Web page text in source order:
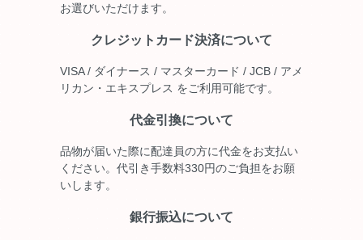
お選びいただけます。
クレジットカード決済について
VISA / ダイナース / マスターカード / JCB / アメ
リカン・エキスプレス をご利用可能です。
代金引換について
品物が届いた際に配達員の方に代金をお支払い
ください。代引き手数料330円のご負担をお願
いします。
銀行振込について